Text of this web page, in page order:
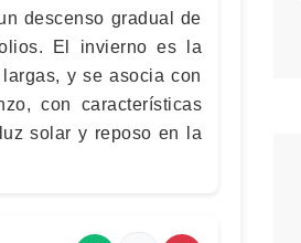
descenso gradual de
El invierno es la
y se asocia con
con características
solar y reposo en la